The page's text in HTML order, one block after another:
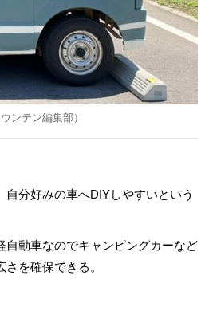
ンテン編集部）
分好みの車へDIYしやすいという
動車なのでキャンピングカーなど
を確保できる。